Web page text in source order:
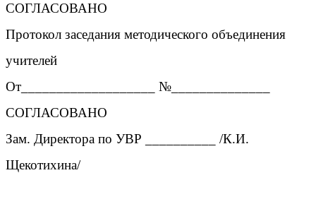
СОГЛАСОВАНО
Протокол заседания методического объединения
учителей
От___________________ №______________
СОГЛАСОВАНО
Зам. Директора по УВР __________ /К.И.
Щекотихина/